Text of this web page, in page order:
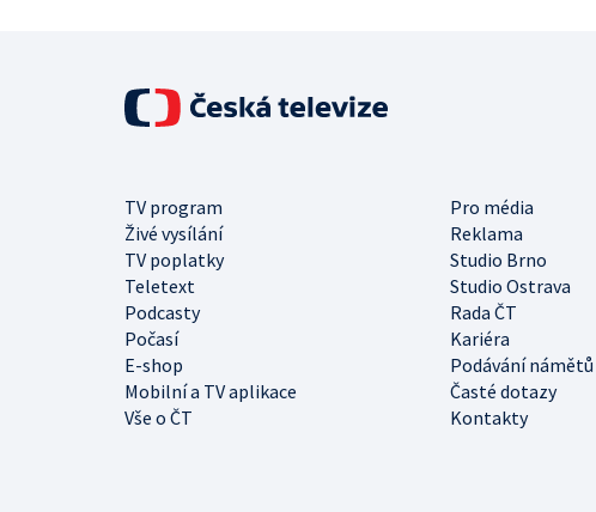
TV program
Pro média
Živé vysílání
Reklama
TV poplatky
Studio Brno
Teletext
Studio Ostrava
Podcasty
Rada ČT
Počasí
Kariéra
E-shop
Podávání námětů
Mobilní a TV aplikace
Časté dotazy
Vše o ČT
Kontakty